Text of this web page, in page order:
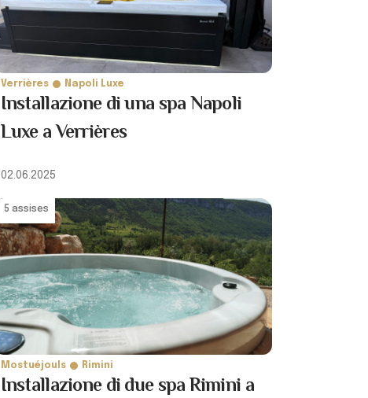
Verrières Napoli Luxe
Installazione di una spa Napoli
Luxe a Verrières
02.06.2025
5 assises
Mostuéjouls Rimini
Installazione di due spa Rimini a